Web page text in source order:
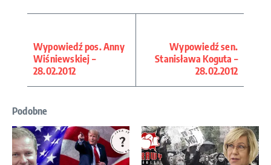
Wypowiedź pos. Anny
Wiśniewskiej –
28.02.2012
Wypowiedź sen.
Stanisława Koguta –
28.02.2012
Podobne